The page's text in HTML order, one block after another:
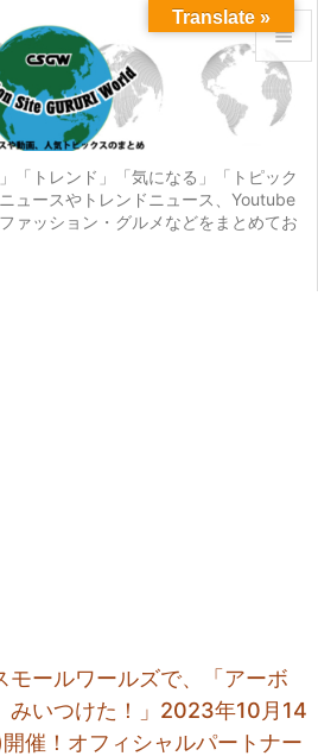
「トレンド」「気になる」「トピック
ュースやトレンドニュース、Youtube
ァッション・グルメなどをまとめてお


メニュ
サイド

前へ
モールワールズで、「アーボ
いつけた！」2023年10月14
催！オフィシャルパートナー
Translate »